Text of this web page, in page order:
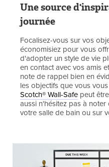
Une source
journée
Focalisez-vous sur vos
économisiez pour vous
d'adopter un style de vie
en contact avec vos amis
note de rappel bien en
les objectifs que vous
Scotch® Wall-Safe peut
aussi n'hésitez pas à
votre salle de bain ou sur